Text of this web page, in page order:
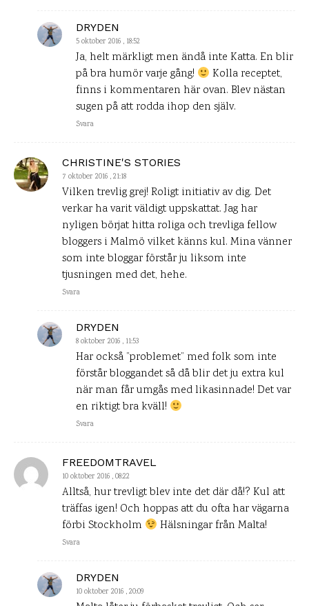
DRYDEN
5 oktober 2016 , 18:52
Ja, helt märkligt men ändå inte Katta. En blir
på bra humör varje gång!
Kolla receptet,
finns i kommentaren här ovan. Blev nästan
sugen på att rodda ihop den själv.
Svara
CHRISTINE'S STORIES
7 oktober 2016 , 21:18
Vilken trevlig grej! Roligt initiativ av dig. Det
verkar ha varit väldigt uppskattat. Jag har
nyligen börjat hitta roliga och trevliga fellow
bloggers i Malmö vilket känns kul. Mina vänner
som inte bloggar förstår ju liksom inte
tjusningen med det, hehe.
Svara
DRYDEN
8 oktober 2016 , 11:53
Har också ”problemet” med folk som inte
förstår bloggandet så då blir det ju extra kul
när man får umgås med likasinnade! Det var
en riktigt bra kväll!
Svara
FREEDOMTRAVEL
10 oktober 2016 , 08:22
Alltså, hur trevligt blev inte det där då!? Kul att
träffas igen! Och hoppas att du ofta har vägarna
förbi Stockholm
Hälsningar från Malta!
Svara
DRYDEN
10 oktober 2016 , 20:09